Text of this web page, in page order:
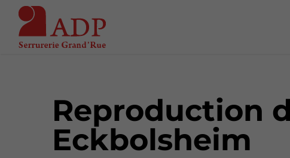
Reproduction
Eckbolsheim